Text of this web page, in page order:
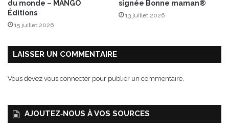
du monde – MANGO
Éditions
15 juillet 2026
signée Bonne maman®
13 juillet 2026
LAISSER UN COMMENTAIRE
Vous devez vous connecter pour publier un commentaire.
AJOUTEZ‑NOUS À VOS SOURCES